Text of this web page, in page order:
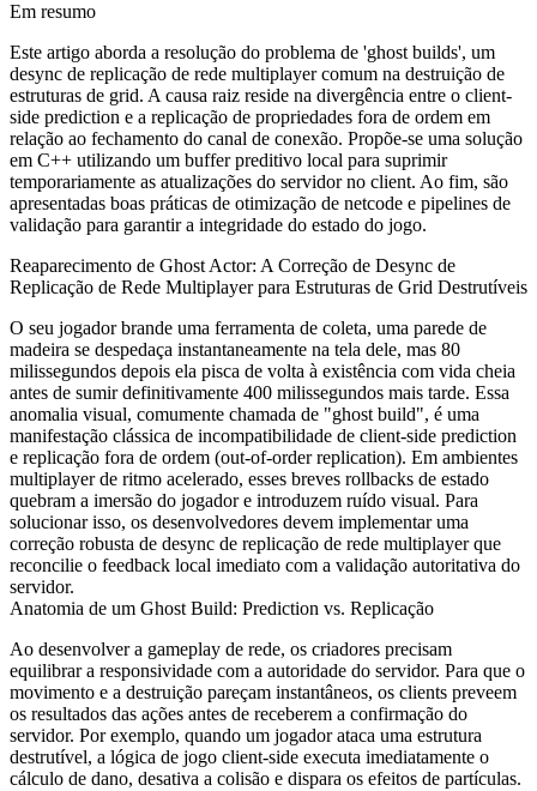
Em resumo
Este artigo aborda a resolução do problema de 'ghost builds', um
desync de replicação de rede multiplayer comum na destruição de
estruturas de grid. A causa raiz reside na divergência entre o client-
side prediction e a replicação de propriedades fora de ordem em
relação ao fechamento do canal de conexão. Propõe-se uma solução
em C++ utilizando um buffer preditivo local para suprimir
temporariamente as atualizações do servidor no client. Ao fim, são
apresentadas boas práticas de otimização de netcode e pipelines de
validação para garantir a integridade do estado do jogo.
Reaparecimento de Ghost Actor: A Correção de Desync de
Replicação de Rede Multiplayer para Estruturas de Grid Destrutíveis
O seu jogador brande uma ferramenta de coleta, uma parede de
madeira se despedaça instantaneamente na tela dele, mas 80
milissegundos depois ela pisca de volta à existência com vida cheia
antes de sumir definitivamente 400 milissegundos mais tarde. Essa
anomalia visual, comumente chamada de "ghost build", é uma
manifestação clássica de incompatibilidade de client-side prediction
e replicação fora de ordem (out-of-order replication). Em ambientes
multiplayer de ritmo acelerado, esses breves rollbacks de estado
quebram a imersão do jogador e introduzem ruído visual. Para
solucionar isso, os desenvolvedores devem implementar uma
correção robusta de desync de replicação de rede multiplayer que
reconcilie o feedback local imediato com a validação autoritativa do
servidor.
Anatomia de um Ghost Build: Prediction vs. Replicação
Ao desenvolver a gameplay de rede, os criadores precisam
equilibrar a responsividade com a autoridade do servidor. Para que o
movimento e a destruição pareçam instantâneos, os clients preveem
os resultados das ações antes de receberem a confirmação do
servidor. Por exemplo, quando um jogador ataca uma estrutura
destrutível, a lógica de jogo client-side executa imediatamente o
cálculo de dano, desativa a colisão e dispara os efeitos de partículas.